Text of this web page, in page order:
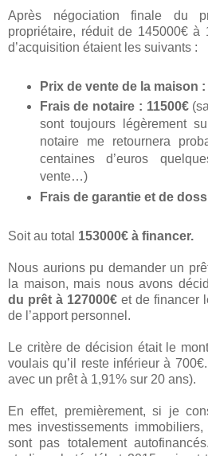
Après négociation finale du
propriétaire, réduit de 145000€ à
d’acquisition étaient les suivants :
Prix de vente de la maison :
Frais de notaire : 11500€
sont toujours légèrement
notaire me retournera
centaines d’euros
vente…)
Frais de garantie et de
Soit au total 153000€ à financer.
Nous aurions pu demander un
la maison, mais nous avons
du prêt à 127000€ et de financer
de l’apport personnel.
Le critère de décision était le
voulais qu’il reste inférieur à
avec un prêt à 1,91% sur 20 ans).
En effet, premièrement, si je
mes investissements
sont pas totalement